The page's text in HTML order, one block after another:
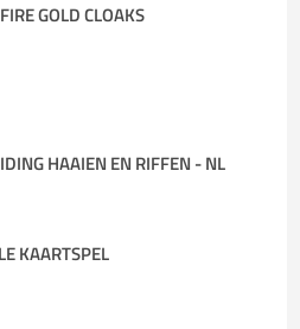
GOLD CLOAKS
HAAIEN EN RIFFEN - NL
KAARTSPEL